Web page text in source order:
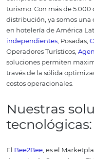
hotelera y ahorra
marketing y gestión.
servicio, con
responsabilidad social
problemas en sus
administración
crucial para alcanzar
puedas mejorar tu
Si quieres
gestión